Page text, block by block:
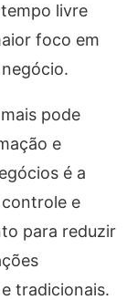
livre
foco em
pode
e
é a
e
para reduzir
tradicionais.